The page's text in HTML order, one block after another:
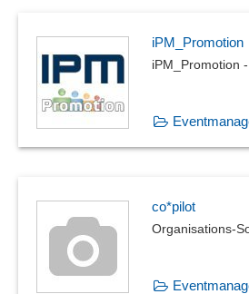
iPM_Promotion
iPM_Promotion
co*pilot
Organisations-